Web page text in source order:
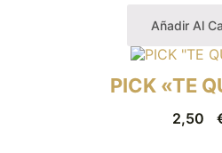
Añadir Al
PICK «TE
2,50